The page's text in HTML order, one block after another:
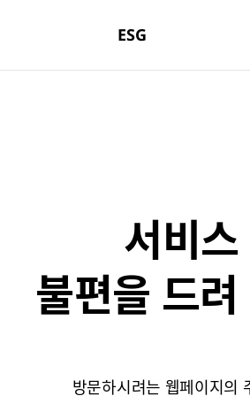
ESG
서비
불편을 드
방문하시려는 웹페이지의